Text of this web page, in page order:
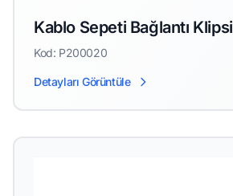
Kablo Sepeti Bağlantı Klipsi
Kod: P200020
Detayları Görüntüle